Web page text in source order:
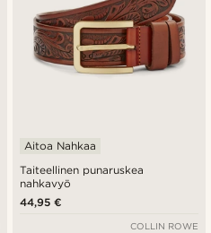
Taiteellinen punaruskea
nahkavyö
Aitoa Nahkaa
44,95 €
COLLIN ROWE